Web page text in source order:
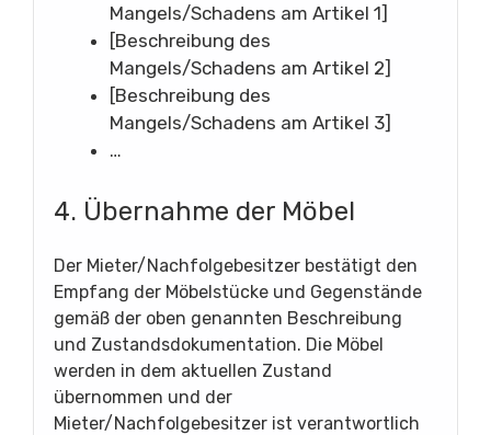
Mangels/Schadens am Artikel 1]
[Beschreibung des
Mangels/Schadens am Artikel 2]
[Beschreibung des
Mangels/Schadens am Artikel 3]
…
4. Übernahme der Möbel
Der Mieter/Nachfolgebesitzer bestätigt den
Empfang der Möbelstücke und Gegenstände
gemäß der oben genannten Beschreibung
und Zustandsdokumentation. Die Möbel
werden in dem aktuellen Zustand
übernommen und der
Mieter/Nachfolgebesitzer ist verantwortlich